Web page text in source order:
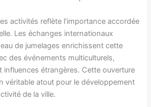
activités reflète l’importance accordée
Les échanges internationaux
de jumelages enrichissent cette
des événements multiculturels,
influences étrangères. Cette ouverture
véritable atout pour le développement
de la ville.